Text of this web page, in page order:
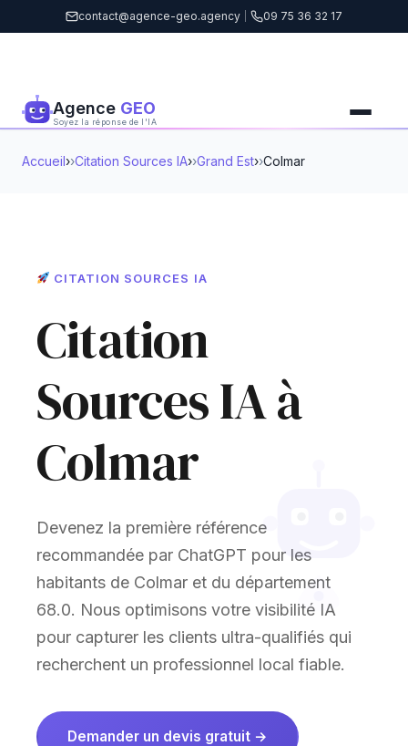
contact@agence-geo.agency 09 75 36 32 17
Agence GEO
Soyez la réponse de l'IA
Accueil› Citation Sources IA› Grand Est› Colmar
CITATION SOURCES IA
Citation
Sources IA à
Colmar
Devenez la première référence
recommandée par ChatGPT pour les
habitants de Colmar et du département
68.0. Nous optimisons votre visibilité IA
pour capturer les clients ultra-qualifiés qui
recherchent un professionnel local fiable.
Demander un devis gratuit →